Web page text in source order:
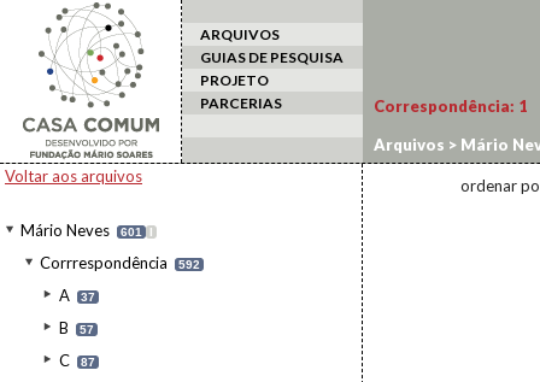
ARQUIVOS
GUIAS DE PESQUISA
PROJETO
PARCERIAS
Voltar aos arquivos
Mário Neves 601 I
Corrrespondência 592
A 37
B 57
C 87
Correspondência: 1
Arquivos > Mário
ordenar